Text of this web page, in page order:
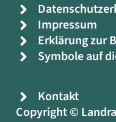
Impressum
Erklärung zur
Symbole auf
Kontakt
Copyright ©